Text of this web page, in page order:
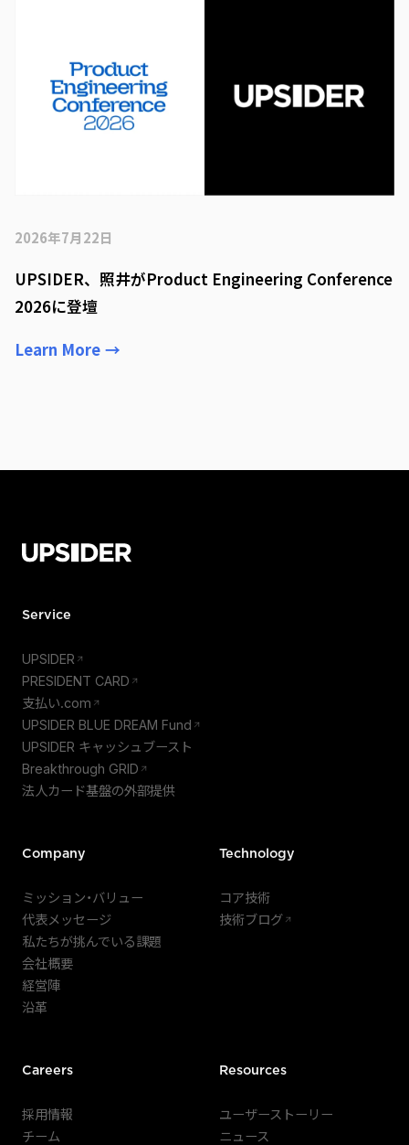
2026年7月22日
UPSIDER、照井がProduct Engineering Conference
2026に登壇
Learn More →
Service
UPSIDER
PRESIDENT CARD
支払い.com
UPSIDER BLUE DREAM Fund
UPSIDER キャッシュブースト
Breakthrough GRID
法人カード基盤の外部提供
Company
ミッション・バリュー
代表メッセージ
私たちが挑んでいる課題
会社概要
経営陣
沿革
Technology
コア技術
技術ブログ
Careers
採用情報
チーム
Resources
ユーザーストーリー
ニュース